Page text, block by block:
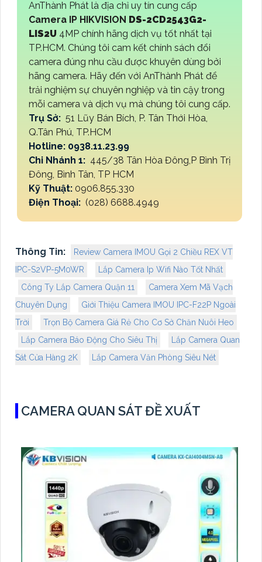
AnThành Phát là địa chỉ uy tín cung cấp
Camera IP HIKVISION DS-2CD2543G2-
LIS2U 4MP chính hãng dịch vụ tốt nhất tại
TP.HCM. Chúng tôi cam kết chính sách đổi
camera đúng nhu cầu được khuyên dùng bởi
hãng camera. Hãy đến với AnThành Phát để
trải nghiệm sự chuyên nghiệp và tin cậy trong
mỗi camera và dịch vụ mà chúng tôi cung cấp.
Trụ Sở: 51 Lũy Bán Bích, P. Tân Thới Hòa,
Q.Tân Phú, TP.HCM
Hotline: 0938.11.23.99
Chi Nhánh 1: 445/38 Tân Hòa Đông,P Bình Trị
Đông, Bình Tân, TP HCM
Kỹ Thuật: 0906.855.330
Điện Thoại: (028) 6688.4949
Thông Tin:
Review Camera IMOU Gọi 2 Chiều REX VT
IPC-S2VP-5M0WR
Lắp Camera Ip Wifi Nào Tốt Nhất
Công Ty Lắp Camera Quận 11
Camera Xem Mã Vạch
Chuyên Dụng
Giới Thiệu Camera IMOU IPC-F22P Ngoài
Trời
Trọn Bộ Camera Giá Rẻ Cho Cơ Sở Chăn Nuôi Heo
Lắp Camera Báo Động Cho Siêu Thị
Lắp Camera Quan
Sát Cửa Hàng 2K
Lắp Camera Văn Phòng Siêu Nét
CAMERA QUAN SÁT ĐỀ XUẤT